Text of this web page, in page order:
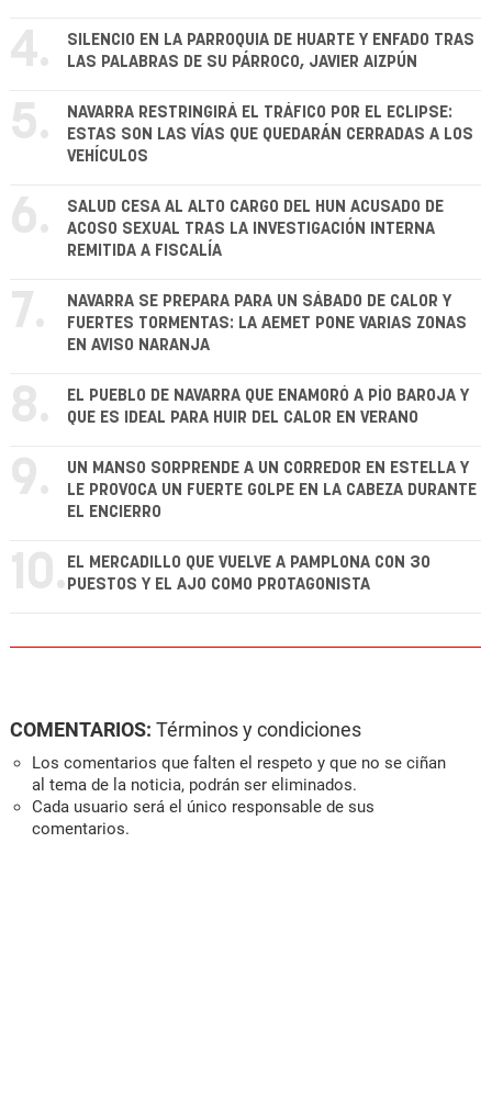
4.
SILENCIO EN LA PARROQUIA DE HUARTE Y ENFADO TRAS
LAS PALABRAS DE SU PÁRROCO, JAVIER AIZPÚN
5.
NAVARRA RESTRINGIRÁ EL TRÁFICO POR EL ECLIPSE:
ESTAS SON LAS VÍAS QUE QUEDARÁN CERRADAS A LOS
VEHÍCULOS
6.
SALUD CESA AL ALTO CARGO DEL HUN ACUSADO DE
ACOSO SEXUAL TRAS LA INVESTIGACIÓN INTERNA
REMITIDA A FISCALÍA
7.
NAVARRA SE PREPARA PARA UN SÁBADO DE CALOR Y
FUERTES TORMENTAS: LA AEMET PONE VARIAS ZONAS
EN AVISO NARANJA
8.
EL PUEBLO DE NAVARRA QUE ENAMORÓ A PÍO BAROJA Y
QUE ES IDEAL PARA HUIR DEL CALOR EN VERANO
9.
UN MANSO SORPRENDE A UN CORREDOR EN ESTELLA Y
LE PROVOCA UN FUERTE GOLPE EN LA CABEZA DURANTE
EL ENCIERRO
10. EL MERCADILLO QUE VUELVE A PAMPLONA CON 30
PUESTOS Y EL AJO COMO PROTAGONISTA
COMENTARIOS: Términos y condiciones
Los comentarios que falten el respeto y que no se ciñan
al tema de la noticia, podrán ser eliminados.
Cada usuario será el único responsable de sus
comentarios.